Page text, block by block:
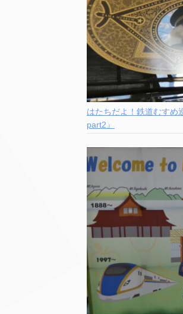
はたちだよ！鉄道むすめ
part2』